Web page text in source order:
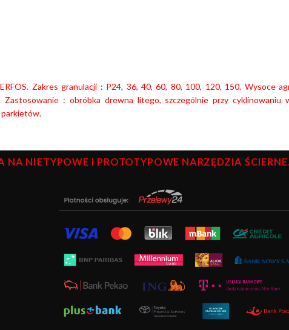
Zakres granulacji : P24, 36, 40, 60, 80, 100, 120, 150. Wysoce
Zastosowanie : obróbka drewna litego, szczególnie przy
parkietów.
NA NIETYPOWE I PROTOTYPOWE NARZĘDZIA ŚCIERNE.